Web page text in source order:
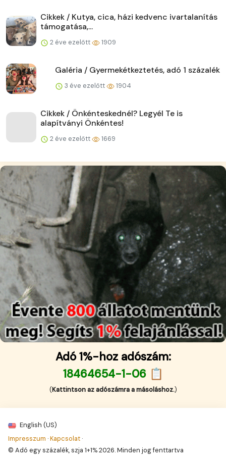
Cikkek / Kutya, cica, házi kedvenc ivartalanítás
támogatása,...
2 éve ezelőtt 1909
Galéria / Gyermekétkeztetés, adó 1 százalék
3 éve ezelőtt 1904
Cikkek / Önkénteskednél? Legyél Te is
alapítványi Önkéntes!
2 éve ezelőtt 1669
Adó 1%-hoz adószám:
18464654-1-06 📋
(Kattintson az adószámra a másoláshoz.)
English (US)
Impresszum ·Kapcsolat ·
© Adó egy százalék, szja 1+1% 2026. Minden jog fenttartva